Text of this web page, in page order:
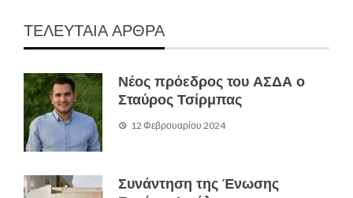
ΤΕΛΕΥΤΑΙΑ ΑΡΘΡΑ
Νέος πρόεδρος του ΑΣΔΑ ο
Σταύρος Τσίρμπας
12 Φεβρουαρίου 2024
Συνάντηση της Ένωσης